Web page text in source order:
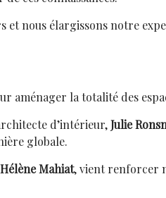
nous élargissons notre
aménager la totalité des
d’intérieur,Julie
globale.
Hélène Mahiat, vient renforcer